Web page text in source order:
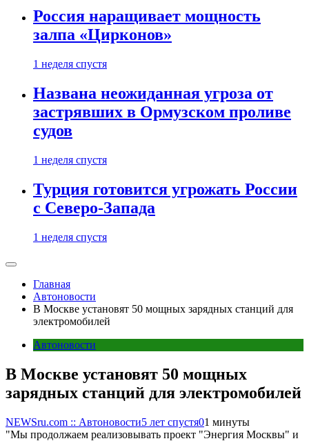
Россия наращивает мощность
залпа «Цирконов»
1 неделя спустя
Названа неожиданная угроза от
застрявших в Ормузском проливе
судов
1 неделя спустя
Турция готовится угрожать России
с Северо-Запада
1 неделя спустя
Главная
Автоновости
В Москве установят 50 мощных зарядных станций для
электромобилей
Автоновости
В Москве установят 50 мощных
зарядных станций для электромобилей
NEWSru.com :: Автоновости5 лет спустя01 минуты
"Мы продолжаем реализовывать проект "Энергия Москвы" и